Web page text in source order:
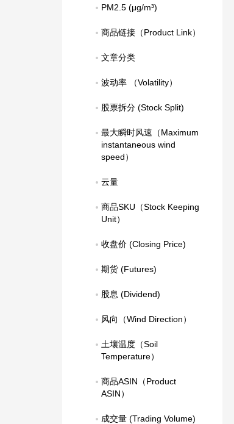
PM2.5 (μg/m³)
商品链接（Product Link）
文章分类
波动率 （Volatility）
股票拆分 (Stock Split)
最大瞬时风速（Maximum
instantaneous wind
speed）
云量
商品SKU（Stock Keeping
Unit）
收盘价 (Closing Price)
期货 (Futures)
股息 (Dividend)
风向（Wind Direction）
土壤温度（Soil
Temperature）
商品ASIN（Product
ASIN）
成交量 (Trading Volume)